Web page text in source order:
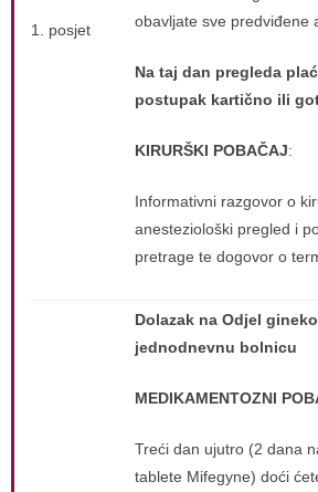
1. posjet
obavljate sve predviđene
Na taj dan pregleda
postupak kartično ili
KIRURŠKI POBAČAJ:
Informativni razgovor o
anesteziološki pregled i
pretrage te dogovor o
Dolazak na Odjel
jednodnevnu bolnicu
MEDIKAMENTOZNI
Treći dan ujutro (2 dana
tablete Mifegyne) doći